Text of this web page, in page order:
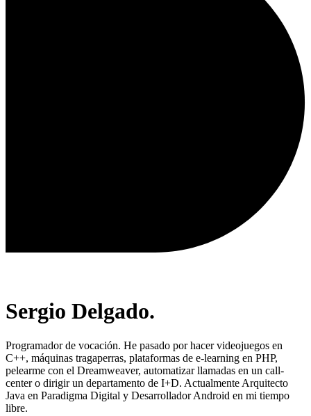
Sergio Delgado.
Programador de vocación. He pasado por hacer videojuegos en
C++, máquinas tragaperras, plataformas de e-learning en PHP,
pelearme con el Dreamweaver, automatizar llamadas en un call-
center o dirigir un departamento de I+D. Actualmente Arquitecto
Java en Paradigma Digital y Desarrollador Android en mi tiempo
libre.